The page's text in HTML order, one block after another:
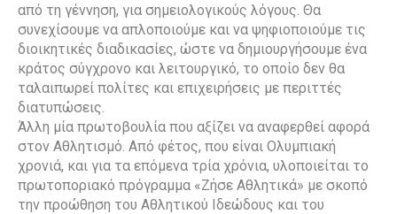
από τη γέννηση, για σημειολογικούς λόγους. Θα
συνεχίσουμε να απλοποιούμε και να ψηφιοποιούμε τις
διοικητικές διαδικασίες, ώστε να δημιουργήσουμε ένα
κράτος σύγχρονο και λειτουργικό, το οποίο δεν θα
ταλαιπωρεί πολίτες και επιχειρήσεις με περιττές
διατυπώσεις.
Άλλη μία πρωτοβουλία που αξίζει να αναφερθεί αφορά
στον Αθλητισμό. Από φέτος, που είναι Ολυμπιακή
χρονιά, και για τα επόμενα τρία χρόνια, υλοποιείται το
πρωτοποριακό πρόγραμμα «Ζήσε Αθλητικά» με σκοπό
την προώθηση του Αθλητικού Ιδεώδους και του